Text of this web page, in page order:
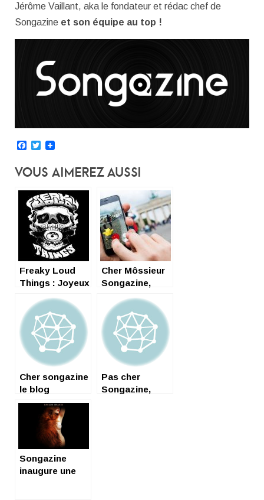
Jérôme Vaillant, aka le fondateur et rédac chef de
Songazine et son équipe au top !
Facebook
Twitter
Vous Aimerez Aussi
Freaky Loud
Things : Joyeux
Cher Môssieur
Songazine,
Cher songazine
le blog
Pas cher
Songazine,
Songazine
inaugure une